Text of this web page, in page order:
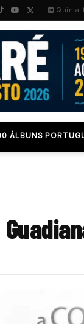
Quinta-
ÁLBUNS